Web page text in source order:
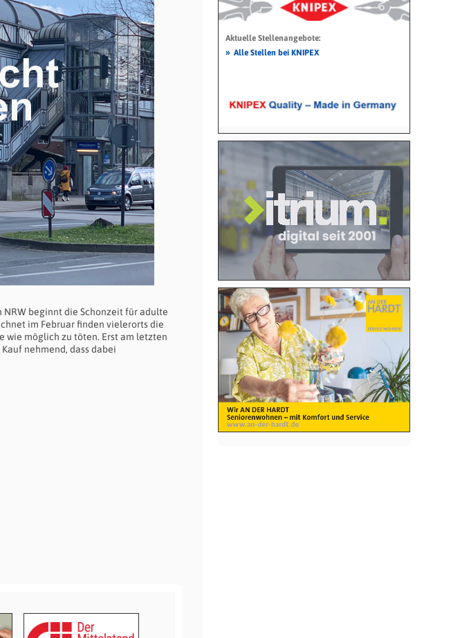
NRW beginnt die Schonzeit für adulte
im Februar finden vielerorts die
wie möglich zu töten. Erst am letzten
nehmend, dass dabei
Aktuelle Stellenangebote:
» Alle Stellen bei KNIPEX